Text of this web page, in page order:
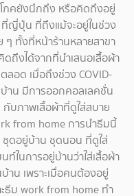
ภคยังนึกถึง หรือคิดถึงอยู่
ญี่ปุ่น ที่ถึงแม้จะอยู่ในช่วง
ๆ ทั้งที่หน้าร้านหลายสาขา
ถึงได้จากที่นำเสนอเสื้อผ้า
ลอด เมื่อถึงช่วง COVID-
าน มีการออกคอลเลคชั่น
บภาพเสื้อผ้าที่ดูใส่สบาย
from home การนำธีมนี้
ชุดอยู่บ้าน ชุดนอน ที่ดูใส่
ในการอยู่บ้านว่าใส่เสื้อผ้า
าน เพราะเมื่อคนต้องอยู่
ธีม work from home ทำ